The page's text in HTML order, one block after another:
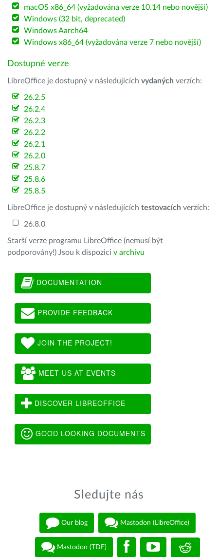
macOS x86_64 (vyžadována verze 10.14 nebo novější)
Windows (32 bit, deprecated)
Windows Aarch64
Windows x86_64 (vyžadována verze 7 nebo novější)
Dostupné verze
LibreOffice je dostupný v následujících vydaných verzích:
26.2.5
26.2.4
26.2.3
26.2.2
26.2.1
26.2.0
25.8.7
25.8.6
25.8.5
LibreOffice je dostupný v následujících testovacích verzích:
26.8.0
Starší verze programu LibreOffice (nemusí být
podporovány!) Jsou k dispozici v archivu
DOCUMENTATION
PROVIDE FEEDBACK
JOIN THE PROJECT!
MEET US AT EVENTS
DISCOVER LIBREOFFICE
GOOD LOOKING DOCUMENTS
Sledujte nás
Our blog Mastodon (LibreOffice)
Mastodon (TDF)